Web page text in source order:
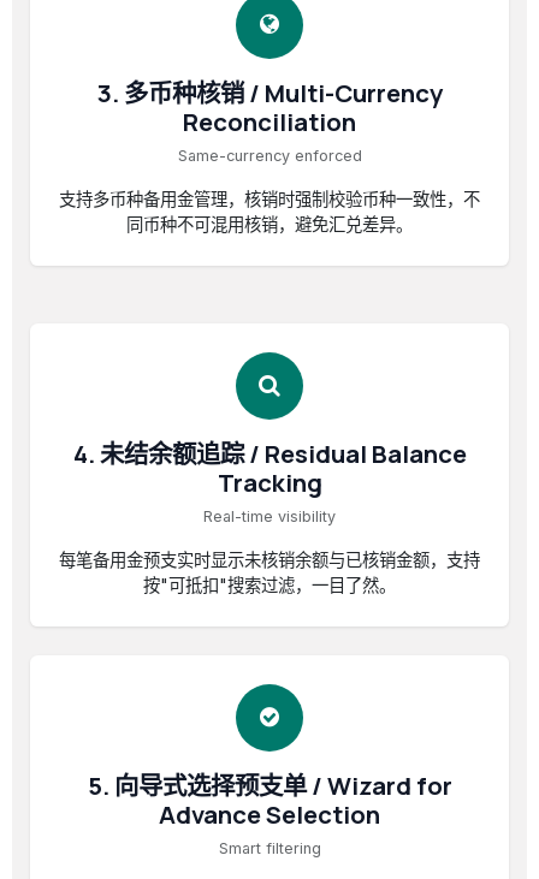
3. 多币种核销 / Multi-Currency
Reconciliation
Same-currency enforced
支持多币种备用金管理，核销时强制校验币种一致性，不
同币种不可混用核销，避免汇兑差异。
4. 未结余额追踪 / Residual Balance
Tracking
Real-time visibility
每笔备用金预支实时显示未核销余额与已核销金额，支持
按"可抵扣"搜索过滤，一目了然。
5. 向导式选择预支单 / Wizard for
Advance Selection
Smart filtering